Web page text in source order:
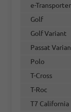
e-
Golf
Golf Variant
Passat
Polo
T-Cross
T-Roc
T7 California